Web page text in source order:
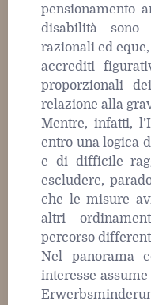
pensionamento
disabilità
razionali ed
accrediti
proporzionali
relazione alla
Mentre, infatti,
entro una logica
e di difficile
escludere,
che le misure
altri
percorso
Nel panorama
interesse